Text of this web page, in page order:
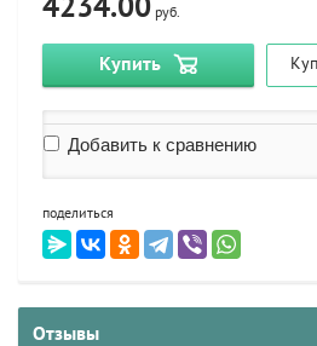
руб.
Купить
Добавить к сравнению
поделиться
Отзывы